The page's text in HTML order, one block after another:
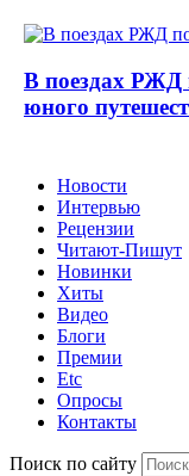
В поездах РЖД
юного
Новости
Интервью
Рецензии
Читают-Пишут
Новинки
Хиты
Видео
Блоги
Премии
Etc
Опросы
Контакты
Поиск по сайту